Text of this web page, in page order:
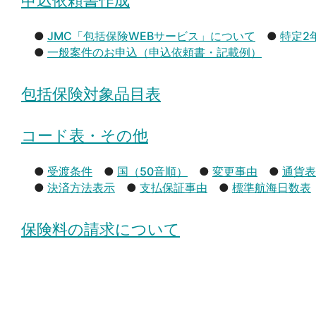
● JMC「包括保険WEBサービス」について ● 特定2
● 一般案件のお申込（申込依頼書・記載例）
包括保険対象品目表
コード表・その他
● 受渡条件 ● 国（50音順） ● 変更事由 ● 通貨
● 決済方法表示 ● 支払保証事由 ● 標準航海日数表
保険料の請求について